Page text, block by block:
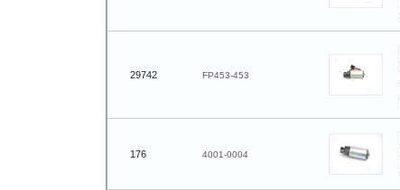
29742 FP453-453
176 4001-0004